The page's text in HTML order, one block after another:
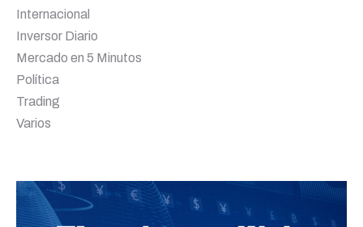
Internacional
Inversor Diario
Mercado en 5 Minutos
Política
Trading
Varios